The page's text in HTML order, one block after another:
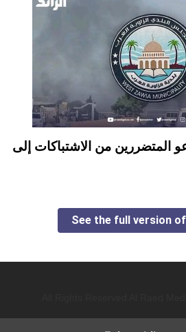
المتضررين من الاشتباكات إلى
See the full version